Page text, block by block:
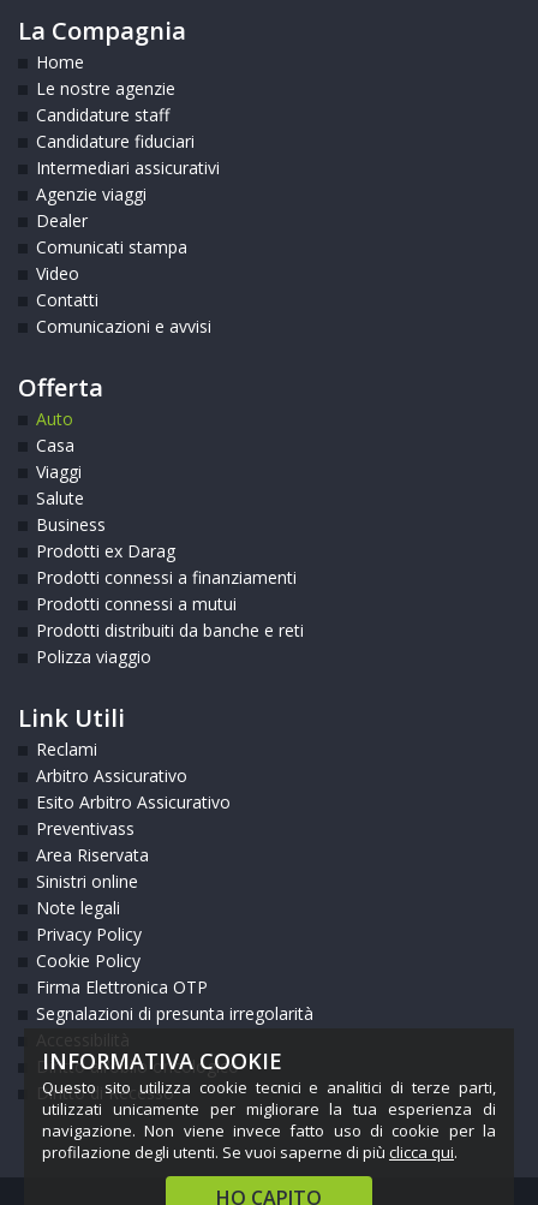
La Compagnia
Home
Le nostre agenzie
Candidature staff
Candidature fiduciari
Intermediari assicurativi
Agenzie viaggi
Dealer
Comunicati stampa
Video
Contatti
Comunicazioni e avvisi
Offerta
Auto
Casa
Viaggi
Salute
Business
Prodotti ex Darag
Prodotti connessi a finanziamenti
Prodotti connessi a mutui
Prodotti distribuiti da banche e reti
Polizza viaggio
Link Utili
Reclami
Arbitro Assicurativo
Esito Arbitro Assicurativo
Preventivass
Area Riservata
Sinistri online
Note legali
Privacy Policy
Cookie Policy
Firma Elettronica OTP
Segnalazioni di presunta irregolarità
Diritto all’oblio oncologico
Diritto di Recesso
INFORMATIVA COOKIE
Questo sito utilizza cookie tecnici e analitici di terze parti,
utilizzati unicamente per migliorare la tua esperienza di
navigazione. Non viene invece fatto uso di cookie per la
profilazione degli utenti. Se vuoi saperne di più clicca qui.
HO CAPITO